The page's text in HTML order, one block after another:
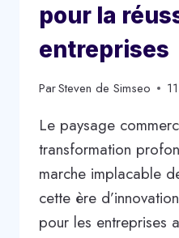
pour la
entreprises
ParSteven de Simseo
Le paysage
transformation
marche implacable
cette ère
pour les entreprises